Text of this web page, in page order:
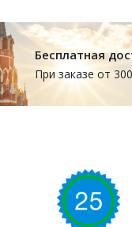
Бесплатная
При заказе от